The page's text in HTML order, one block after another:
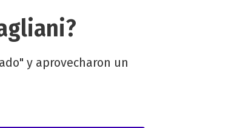
y aprovecharon un